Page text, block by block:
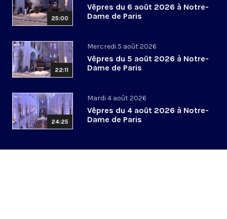
25:00
Vêpres du 6 août 2026 à Notre-
Dame de Paris
22:11
Mercredi 5 août 2026
Vêpres du 5 août 2026 à Notre-
Dame de Paris
24:25
Mardi 4 août 2026
Vêpres du 4 août 2026 à Notre-
Dame de Paris